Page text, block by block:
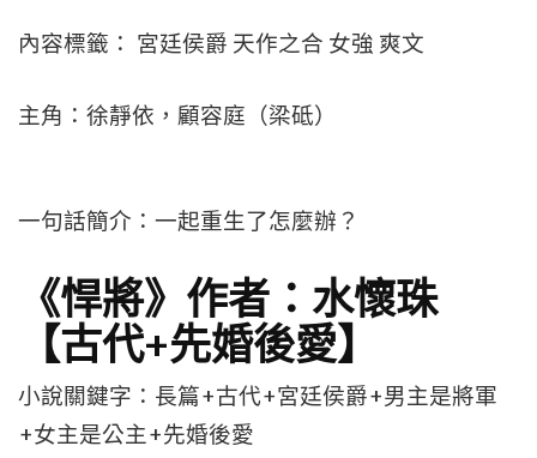
內容標籤： 宮廷侯爵 天作之合 女強 爽文
主角：徐靜依，顧容庭（梁砥）
一句話簡介：一起重生了怎麼辦？
《悍將》作者：水懷珠
【古代+先婚後愛】
小說關鍵字：長篇+古代+宮廷侯爵+男主是將軍
+女主是公主+先婚後愛